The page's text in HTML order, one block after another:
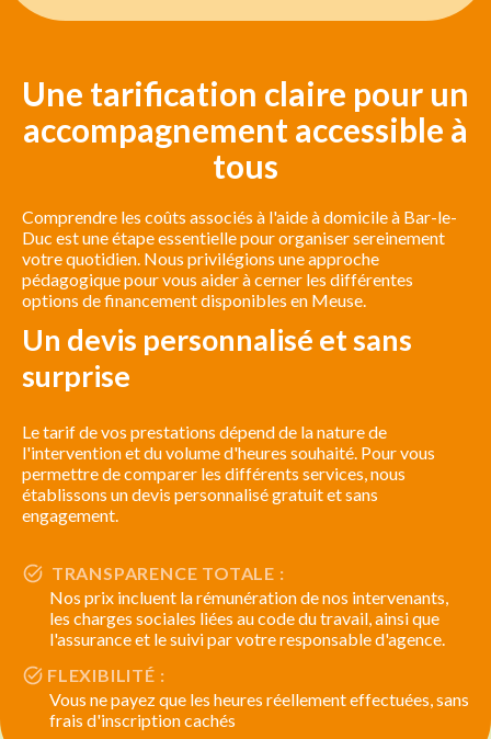
Une tarification claire pour un
accompagnement accessible à
tous
Comprendre les coûts associés à l'aide à domicile à Bar-le-
Duc est une étape essentielle pour organiser sereinement
votre quotidien. Nous privilégions une approche
pédagogique pour vous aider à cerner les différentes
options de financement disponibles en Meuse.
Un devis personnalisé et sans
surprise
Le tarif de vos prestations dépend de la nature de
l'intervention et du volume d'heures souhaité. Pour vous
permettre de comparer les différents services, nous
établissons un devis personnalisé gratuit et sans
engagement.
TRANSPARENCE TOTALE :
Nos prix incluent la rémunération de nos intervenants,
les charges sociales liées au code du travail, ainsi que
l'assurance et le suivi par votre responsable d'agence.
FLEXIBILITÉ :
Vous ne payez que les heures réellement effectuées, sans
frais d'inscription cachés